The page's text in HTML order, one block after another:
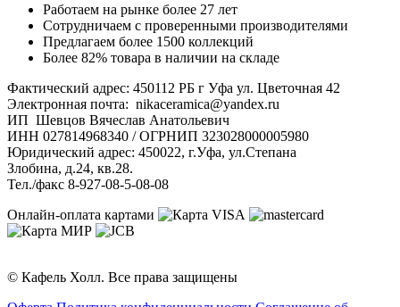
Работаем на рынке более 27 лет
Сотрудничаем с проверенными производителями
Предлагаем более 1500 коллекций
Более 82% товара в наличии на складе
Фактический адрес: 450112 РБ г Уфа ул. Цветочная 42
Электронная почта: nikaceramica@yandex.ru
ИП Шевцов Вячеслав Анатольевич
ИНН 027814968340 / ОГРНИП 323028000005980
Юридический адрес: 450022, г.Уфа, ул.Степана
Злобина, д.24, кв.28.
Тел./факс 8-927-08-5-08-08
Онлайн-оплата картами
© Кафель Холл. Все права защищены